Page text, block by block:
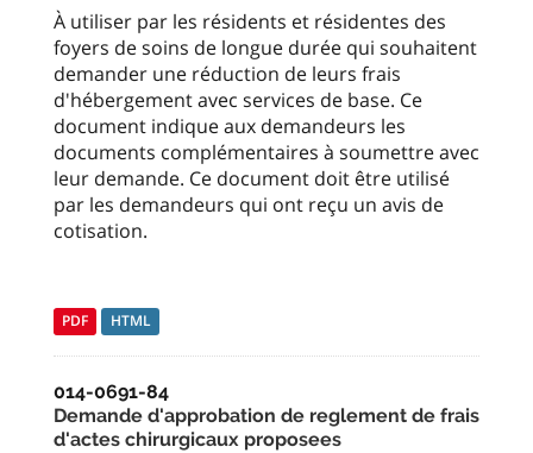
À utiliser par les résidents et résidentes des
foyers de soins de longue durée qui souhaitent
demander une réduction de leurs frais
d'hébergement avec services de base. Ce
document indique aux demandeurs les
documents complémentaires à soumettre avec
leur demande. Ce document doit être utilisé
par les demandeurs qui ont reçu un avis de
cotisation.
PDF HTML
014-0691-84
Demande d'approbation de reglement de frais
d'actes chirurgicaux proposees